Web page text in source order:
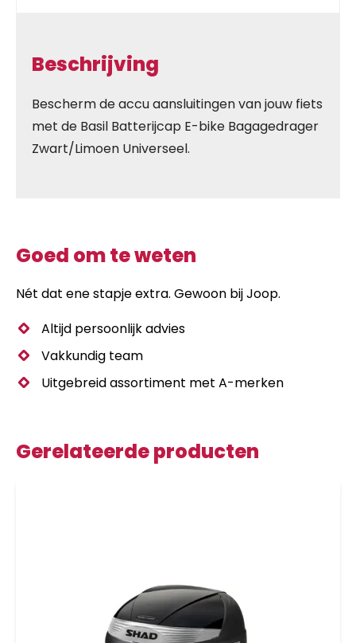
Beschrijving
Bescherm de accu aansluitingen van jouw fiets
met de Basil Batterijcap E-bike Bagagedrager
Zwart/Limoen Universeel.
Goed om te weten
Nét dat ene stapje extra. Gewoon bij Joop.
Altijd persoonlijk advies
Vakkundig team
Uitgebreid assortiment met A-merken
Gerelateerde producten